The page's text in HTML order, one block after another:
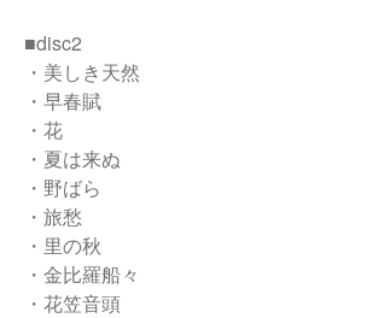
■disc2
・美しき天然
・早春賦
・花
・夏は来ぬ
・野ばら
・旅愁
・里の秋
・金比羅船々
・花笠音頭